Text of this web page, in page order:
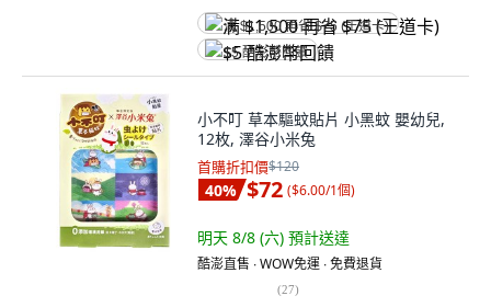
满 $1,500 再省 $75 (王道卡)
$5 酷澎幣回饋
小不叮 草本驅蚊貼片 小黑蚊 嬰幼兒,
12枚, 澤谷小米兔
首購折扣價$120
40% $72 ($6.00/1個)
明天 8/8 (六) 預計送達
酷澎直售 ∙ WOW免運 ∙ 免費退貨
(27)